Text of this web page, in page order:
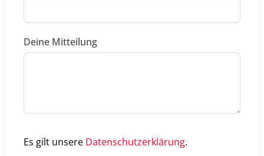
Deine Mitteilung
Es gilt unsere Datenschutzerklärung.